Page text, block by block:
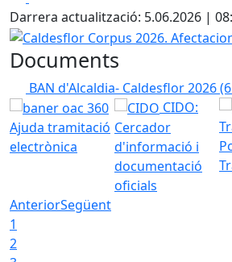
Darrera actualització: 5.06.2026 |
Caldesflor Corpus 2026.
Documents
BAN d'Alcaldia- Caldesflor 2026
Ajuda tramitació
electrònica
CIDO:
Cercador
d'informació i
documentació
oficials
AnteriorSegüent
1
2